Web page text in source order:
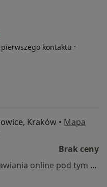
kontaktu ·
Kraków • Mapa
Brak ceny
Specjalista nie oferuje umawiania online pod tym adresem.